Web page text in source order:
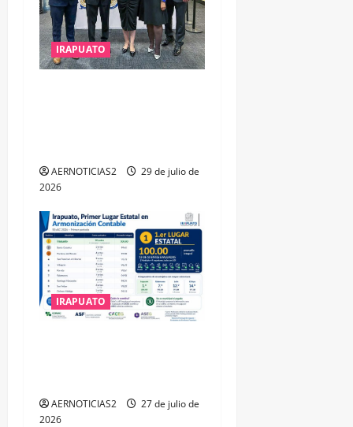
IRAPUATO
AERNOTICIAS2
29 de julio de
2026
IRAPUATO
AERNOTICIAS2
27 de julio de
2026